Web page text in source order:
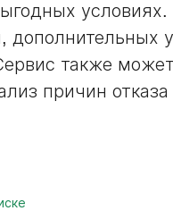
дополнительных
также
причин